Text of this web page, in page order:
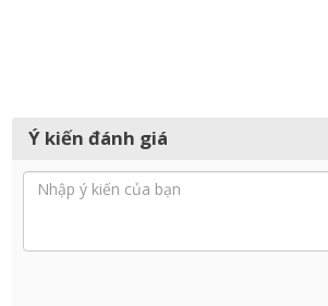
Ý kiến đánh giá